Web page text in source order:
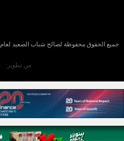
جميع الحقوق محفوظة لصالح شباب الصعيد لعام 2023
من تطوير: